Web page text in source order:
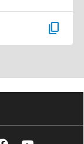
content_copy